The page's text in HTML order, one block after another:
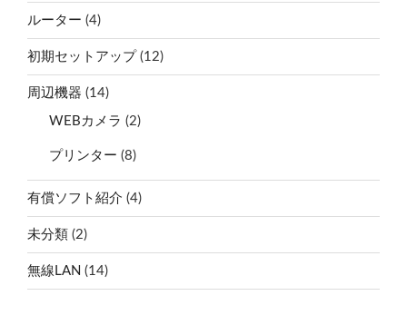
ルーター (4)
初期セットアップ(12)
周辺機器 (14)
WEBカメラ (2)
プリンター (8)
有償ソフト紹介 (4)
未分類 (2)
無線LAN (14)